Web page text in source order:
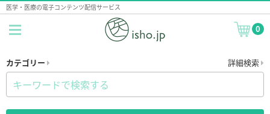
医学・医療の電子コンテンツ配信サービス
0
カテゴリー 詳細検索